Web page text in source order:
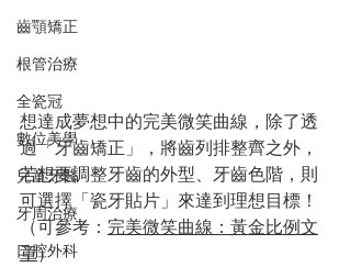
齒顎矯正
根管治療
全瓷冠
數位美學
兒童牙醫
牙周治療
口腔外科
想達成夢想中的完美微笑曲線，除了透
過「牙齒矯正」，將齒列排整齊之外，
若想要調整牙齒的外型、牙齒色階，則
可選擇「瓷牙貼片」來達到理想目標！
（可參考： 完美微笑曲線：黃金比例文
章）